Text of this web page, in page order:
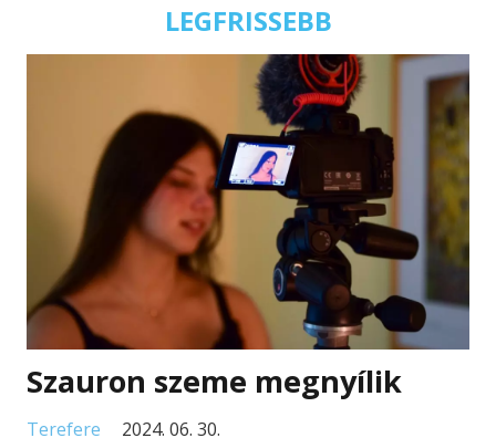
LEGFRISSEBB
Szauron szeme megnyílik
Terefere 2024. 06. 30.